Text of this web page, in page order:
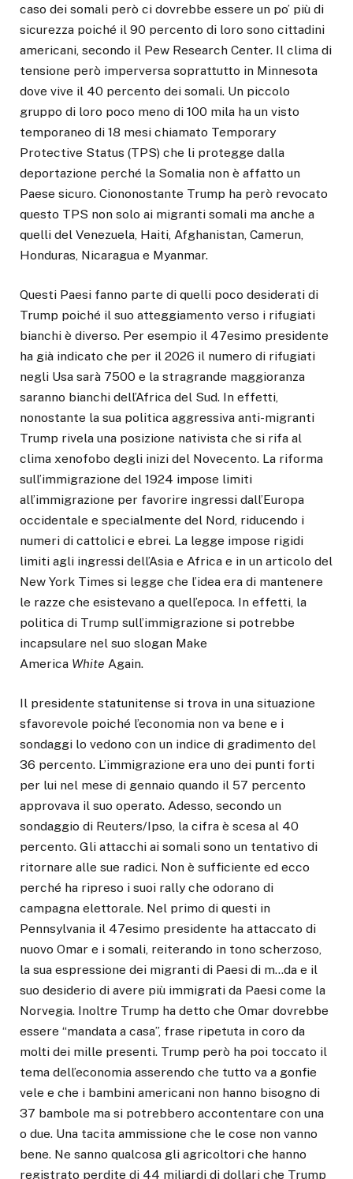
caso dei somali però ci dovrebbe essere un po’ più di
sicurezza poiché il 90 percento di loro sono cittadini
americani, secondo il Pew Research Center. Il clima di
tensione però imperversa soprattutto in Minnesota
dove vive il 40 percento dei somali. Un piccolo
gruppo di loro poco meno di 100 mila ha un visto
temporaneo di 18 mesi chiamato Temporary
Protective Status (TPS) che li protegge dalla
deportazione perché la Somalia non è affatto un
Paese sicuro. Ciononostante Trump ha però revocato
questo TPS non solo ai migranti somali ma anche a
quelli del Venezuela, Haiti, Afghanistan, Camerun,
Honduras, Nicaragua e Myanmar.
Questi Paesi fanno parte di quelli poco desiderati di
Trump poiché il suo atteggiamento verso i rifugiati
bianchi è diverso. Per esempio il 47esimo presidente
ha già indicato che per il 2026 il numero di rifugiati
negli Usa sarà 7500 e la stragrande maggioranza
saranno bianchi dell’Africa del Sud. In effetti,
nonostante la sua politica aggressiva anti-migranti
Trump rivela una posizione nativista che si rifa al
clima xenofobo degli inizi del Novecento. La riforma
sull’immigrazione del 1924 impose limiti
all’immigrazione per favorire ingressi dall’Europa
occidentale e specialmente del Nord, riducendo i
numeri di cattolici e ebrei. La legge impose rigidi
limiti agli ingressi dell’Asia e Africa e in un articolo del
New York Times si legge che l’idea era di mantenere
le razze che esistevano a quell’epoca. In effetti, la
politica di Trump sull’immigrazione si potrebbe
incapsulare nel suo slogan Make
America White Again.
Il presidente statunitense si trova in una situazione
sfavorevole poiché l’economia non va bene e i
sondaggi lo vedono con un indice di gradimento del
36 percento. L’immigrazione era uno dei punti forti
per lui nel mese di gennaio quando il 57 percento
approvava il suo operato. Adesso, secondo un
sondaggio di Reuters/Ipso, la cifra è scesa al 40
percento. Gli attacchi ai somali sono un tentativo di
ritornare alle sue radici. Non è sufficiente ed ecco
perché ha ripreso i suoi rally che odorano di
campagna elettorale. Nel primo di questi in
Pennsylvania il 47esimo presidente ha attaccato di
nuovo Omar e i somali, reiterando in tono scherzoso,
la sua espressione dei migranti di Paesi di m…da e il
suo desiderio di avere più immigrati da Paesi come la
Norvegia. Inoltre Trump ha detto che Omar dovrebbe
essere “mandata a casa”, frase ripetuta in coro da
molti dei mille presenti. Trump però ha poi toccato il
tema dell’economia asserendo che tutto va a gonfie
vele e che i bambini americani non hanno bisogno di
37 bambole ma si potrebbero accontentare con una
o due. Una tacita ammissione che le cose non vanno
bene. Ne sanno qualcosa gli agricoltori che hanno
registrato perdite di 44 miliardi di dollari che Trump